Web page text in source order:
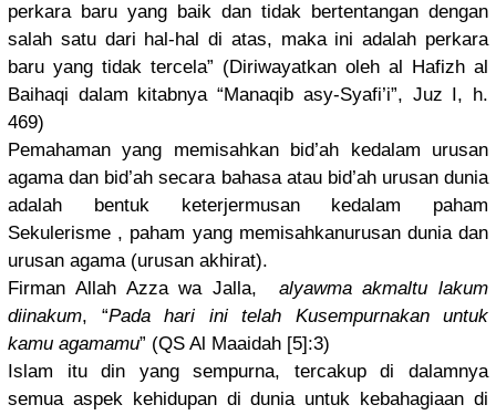
perkara baru yang baik dan tidak bertentangan dengan
salah satu dari hal-hal di atas, maka ini adalah perkara
baru yang tidak tercela” (Diriwayatkan oleh al Hafizh al
Baihaqi dalam kitabnya “Manaqib asy-Syafi’i”, Juz I, h.
469)
Pemahaman yang memisahkanbid’ah kedalam urusan
agama dan bid’ah secara bahasa atau bid’ah urusan dunia
adalah bentuk keterjermusan kedalam paham
Sekulerisme , paham yang memisahkanurusan dunia dan
urusan agama (urusan akhirat).
Firman Allah Azza wa Jalla, alyawma akmaltu lakum
diinakum, “Pada hari ini telah Kusempurnakan untuk
kamu agamamu” (QS Al Maaidah [5]:3)
Islam itu din yang sempurna, tercakup di dalamnya
semua aspek kehidupan di dunia untuk kebahagiaan di